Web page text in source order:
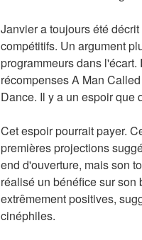
Janvier a toujours été
compétitifs. Un argument
programmeurs dans
récompenses A Man
Dance. Il y a un espoir que
Cet espoir pourrait payer.
premières projections
end d'ouverture, mais son
réalisé un bénéfice sur
extrêmement positives,
cinéphiles.